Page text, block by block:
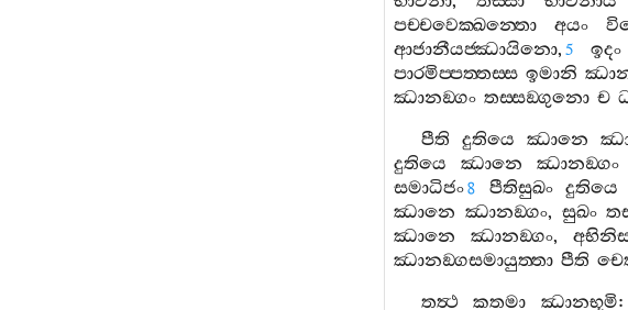
පච‍්චවෙක‍්ඛන‍්තො
අයං
ආජානීයජ‍්ඣායිනො, 5 ඉදං
පාරමිප‍්පත‍්තස‍්ස ඉමානි
ඣානඞ‍්ගං තස‍්සඞ‍්ගුනො ච
පීති
දුතියෙ ඣානෙ
දුතියෙ
ඣානෙ ඣානඞ‍්ගං
සමාධිජං8 පීතිසුඛං දුතියෙ
ඣානෙ ඣානඞ‍්ගං, සුඛං
ඣානෙ
ඣානඞ‍්ගං,
ඣානඞ‍්ගසමායුත‍්තා පීති
තත්‍ථ
කතමා ඣානභූමි